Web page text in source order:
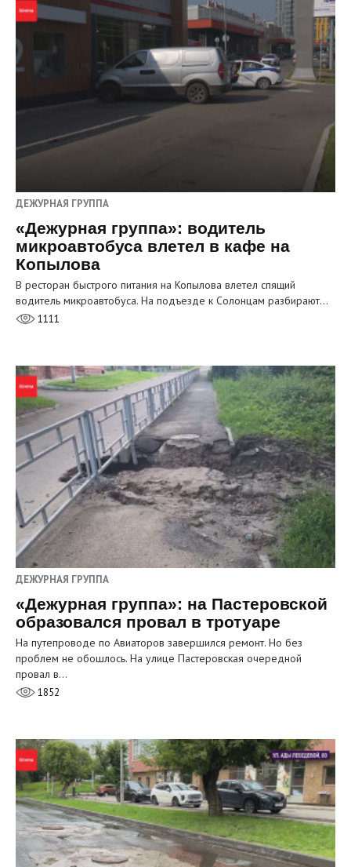
ДЕЖУРНАЯ ГРУППА
«Дежурная группа»: водитель
микроавтобуса влетел в кафе на
Копылова
В ресторан быстрого питания на Копылова влетел спящий
водитель микроавтобуса. На подъезде к Солонцам разбирают…
1111
ДЕЖУРНАЯ ГРУППА
«Дежурная группа»: на Пастеровской
образовался провал в тротуаре
На путепроводе по Авиаторов завершился ремонт. Но без
проблем не обошлось. На улице Пастеровская очередной
провал в…
1852